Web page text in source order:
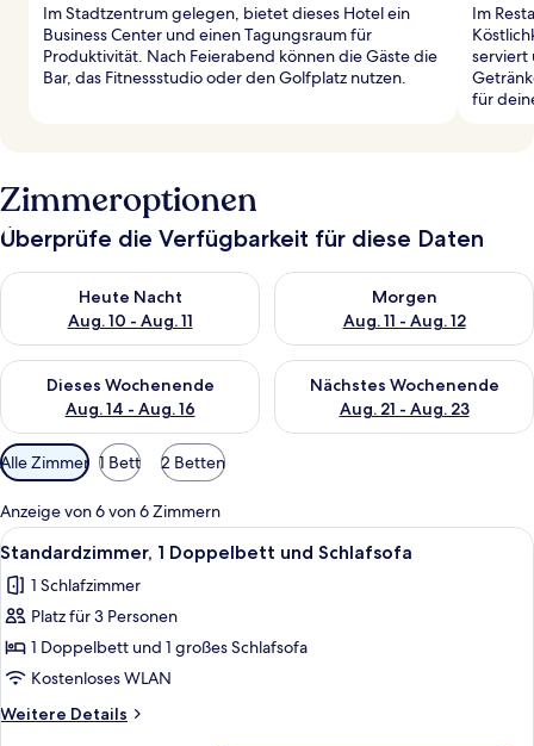
Im Stadtzentrum gelegen, bietet dieses Hotel ein
Business Center und einen Tagungsraum für
Produktivität. Nach Feierabend können die Gäste die
Bar, das Fitnessstudio oder den Golfplatz nutzen.
Im
serviert
für
Zimmeroptionen
Überprüfe die Verfügbarkeit für diese Daten
Heute Nacht
Aug. 10 - Aug. 11
Überprüfe die Verfügbarkeit für heute Nacht, Aug. 10 - Aug.
Morgen
Aug. 11 - Aug. 12
Überprüfe die Verfügbarkeit
Dieses Wochenende
Aug. 14 - Aug. 16
Überprüfe die Verfügbarkeit für dieses Wochenende, Aug. 14
Nächstes Wochenende
Aug. 21 - Aug. 23
Überprüfe die Verfügbarkeit
Verfügbare
Filter
für
Zimmer
Alle Zimmer 1 Bett 2 Betten
Anzeige von 6 von 6 Zimmern
Alle
Fotos
für
Standardzimmer,
1 Doppelbett
und
Schlafsofa
anzeigen
Ein modernes Badezimmer mit
4
Standardzimmer, 1 Doppelbett und Schlafsofa
1 Schlafzimmer
Platz für 3 Personen
1 Doppelbett und 1 großes Schlafsofa
Kostenloses WLAN
Weitere Details
Weitere